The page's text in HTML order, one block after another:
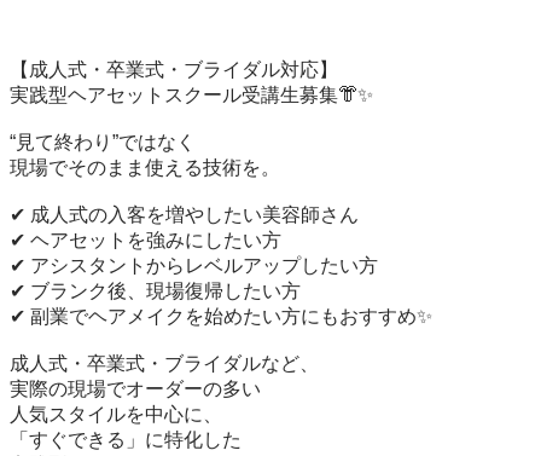
【成人式・卒業式・ブライダル対応】
実践型ヘアセットスクール受講生募集👘✨
“見て終わり”ではなく
現場でそのまま使える技術を。
✔ 成人式の入客を増やしたい美容師さん
✔ ヘアセットを強みにしたい方
✔ アシスタントからレベルアップしたい方
✔ ブランク後、現場復帰したい方
✔ 副業でヘアメイクを始めたい方にもおすすめ✨
成人式・卒業式・ブライダルなど、
実際の現場でオーダーの多い
人気スタイルを中心に、
「すぐできる」に特化した